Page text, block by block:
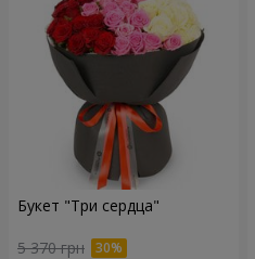
Букет "Три сердца"
5 370 грн